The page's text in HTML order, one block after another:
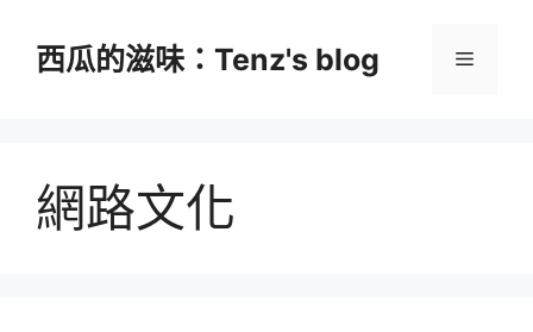
西瓜的滋味：Tenz's blog 選
網路文化